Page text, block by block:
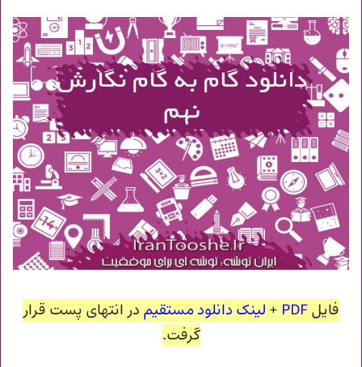
فایلPDF
+ لینک دانلود مستقیم در انتهای پست قرار
گرفت.